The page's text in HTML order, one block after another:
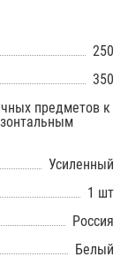
250
350
предметов к
Усиленный
1 шт
Россия
Белый